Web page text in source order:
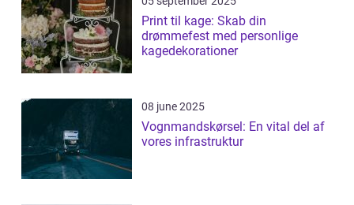
Print til kage: Skab din
drømmefest med personlige
kagedekorationer
08 june 2025
Vognmandskørsel: En vital del af
vores infrastruktur